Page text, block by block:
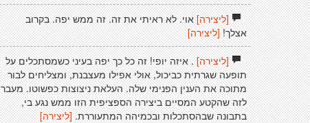
[ליצירה]אוי. לא ראיתי את זה. זה ממש יפה. בקרוב
אצלך! [ליצירה]
[ליצירה]. איזה יופי! זה כל כך יפה בעיני כשמסתכלים על
תופעה שגרתית כביכול, אולי אפילו מעצבנת, ומצליחים לבור
מתוכה את הענין הפנימי שלה. העלאת ניצוצות כפשוטו. מעבר
לזה שהקטע המסיים ביצירה הספציפית הזו ממש נגע בי,
בתבונה שבהסתכלות ובכמיהה המתעוררת. [ליצירה]